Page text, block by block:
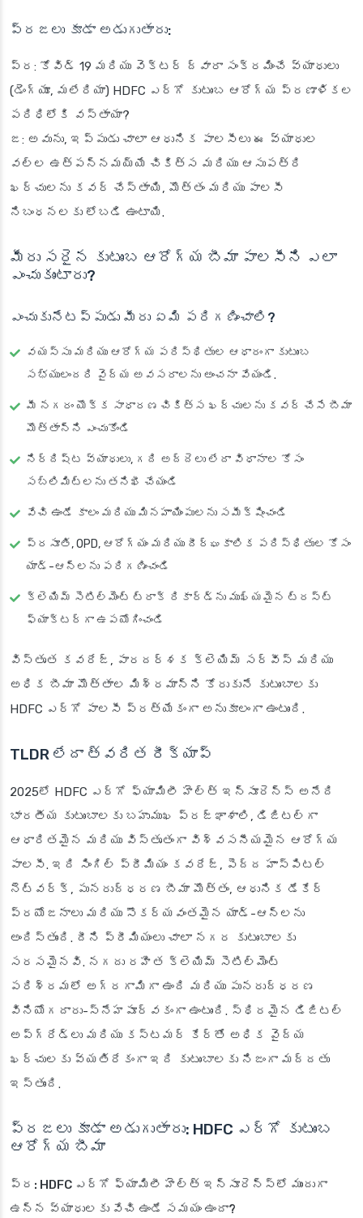
ప్రజలు కూడా అడుగుతారు:
ప్ర: కోవిడ్ 19 మరియు వెక్టర్ ద్వారా సంక్రమించే వ్యాధులు
(డెంగ్యూ, మలేరియా) HDFC ఎర్గో కుటుంబ ఆరోగ్య ప్రణాళికల
పరిధిలోకి వస్తాయా?
జ: అవును, ఇప్పుడు చాలా ఆధునిక పాలసీలు ఈ వ్యాధుల
వల్ల ఉత్పన్నమయ్యే చికిత్స మరియు ఆసుపత్రి
ఖర్చులను కవర్ చేస్తాయి, మొత్తం మరియు పాలసీ
నిబంధనలకు లోబడి ఉంటాయి.
మీరు సరైన కుటుంబ ఆరోగ్య బీమా పాలసీని ఎలా
ఎంచుకుంటారు?
ఎంచుకునేటప్పుడు మీరు ఏమి పరిగణించాలి?
వయస్సు మరియు ఆరోగ్య పరిస్థితుల ఆధారంగా కుటుంబ
సభ్యులందరి వైద్య అవసరాలను అంచనా వేయండి.
మీ నగరం యొక్క సాధారణ చికిత్స ఖర్చులను కవర్ చేసే బీమా
మొత్తాన్ని ఎంచుకోండి
నిర్దిష్ట వ్యాధులు, గది అద్దెలు లేదా విధానాల కోసం
సబ్‌లిమిట్‌లను తనిఖీ చేయండి
వేచి ఉండే కాలం మరియు మినహాయింపులను సమీక్షించండి
ప్రసూతి, OPD, ఆరోగ్యం మరియు దీర్ఘకాలిక పరిస్థితుల కోసం
యాడ్-ఆన్‌లను పరిగణించండి
క్లెయిమ్ సెటిల్‌మెంట్ ట్రాక్ రికార్డ్‌ను ముఖ్యమైన ట్రస్ట్
ఫ్యాక్టర్‌గా ఉపయోగించండి
విస్తృత కవరేజ్, పారదర్శక క్లెయిమ్ సర్వీస్ మరియు
అధిక బీమా మొత్తాల మిశ్రమాన్ని కోరుకునే కుటుంబాలకు
HDFC ఎర్గో పాలసీ ప్రత్యేకంగా అనుకూలంగా ఉంటుంది.
TLDR లేదా త్వరిత రీక్యాప్
2025లో HDFC ఎర్గో ఫ్యామిలీ హెల్త్ ఇన్సూరెన్స్ అనేది
భారతీయ కుటుంబాలకు బహుముఖ ప్రజ్ఞాశాలి, డిజిటల్‌గా
ఆధారితమైన మరియు విస్తృతంగా విశ్వసనీయమైన ఆరోగ్య
పాలసీ. ఇది సింగిల్ ప్రీమియం కవరేజ్, పెద్ద హాస్పిటల్
నెట్‌వర్క్, పునరుద్ధరణ బీమా మొత్తం, ఆధునిక డేకేర్
ప్రయోజనాలు మరియు సౌకర్యవంతమైన యాడ్-ఆన్‌లను
అందిస్తుంది. దీని ప్రీమియంలు చాలా నగర కుటుంబాలకు
సరసమైనవి. నగదు రహిత క్లెయిమ్ సెటిల్‌మెంట్
పరిశ్రమలో అగ్రగామిగా ఉంది మరియు పునరుద్ధరణ
వినియోగదారు-స్నేహపూర్వకంగా ఉంటుంది. స్థిరమైన డిజిటల్
అప్‌గ్రేడ్‌లు మరియు కస్టమర్ కేర్‌తో అధిక వైద్య
ఖర్చులకు వ్యతిరేకంగా ఇది కుటుంబాలకు నిజంగా మద్దతు
ఇస్తుంది.
ప్రజలు కూడా అడుగుతారు: HDFC ఎర్గో కుటుంబ
ఆరోగ్య బీమా
ప్ర: HDFC ఎర్గో ఫ్యామిలీ హెల్త్ ఇన్సూరెన్స్‌లో ముందుగా
ఉన్న వ్యాధులకు వేచి ఉండే సమయం ఉందా?